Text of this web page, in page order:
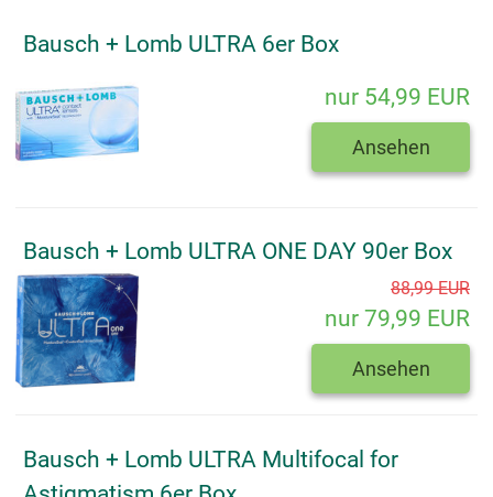
Bausch + Lomb ULTRA 6er Box
nur 54,99 EUR
Ansehen
Bausch + Lomb ULTRA ONE DAY 90er Box
88,99 EUR
nur 79,99 EUR
Ansehen
Bausch + Lomb ULTRA Multifocal for